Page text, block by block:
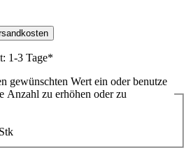
1-3 Tage*
gewünschten Wert ein oder benutze
Anzahl zu erhöhen oder zu
Stk